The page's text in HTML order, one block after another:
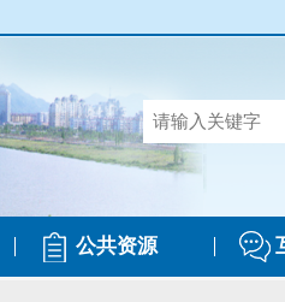
公共资源